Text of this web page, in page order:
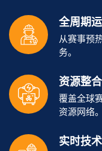
全周期
从赛事预
务。
资源整
覆盖全球
资源网络。
实时技